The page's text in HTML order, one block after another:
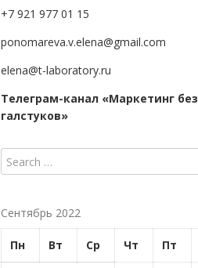
+7 921 977 01 15
ponomareva.v.elena@gmail.com
elena@t-laboratory.ru
Телеграм-канал «Маркетинг без
галстуков»
Сентябрь 2022
Пн Вт Ср Чт Пт